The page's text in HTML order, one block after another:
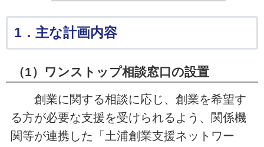
1．主な計画内容
（1）ワンストップ相談窓口の設置
創業に関する相談に応じ、創業を希望す
る方が必要な支援を受けられるよう、関係機
関等が連携した「土浦創業支援ネットワー